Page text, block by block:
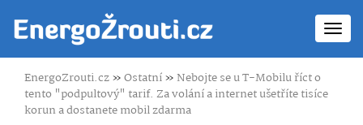
EnergoZrouti.cz»Ostatní»Nebojte se u T-Mobilu říct o
tento "podpultový" tarif. Za volání a internet ušetříte tisíce
korun a dostanete mobil zdarma